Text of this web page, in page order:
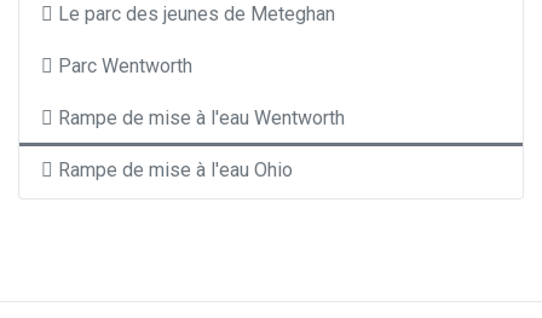
Le parc des jeunes de Meteghan
Parc Wentworth
Rampe de mise à l'eau Wentworth
Rampe de mise à l'eau Ohio